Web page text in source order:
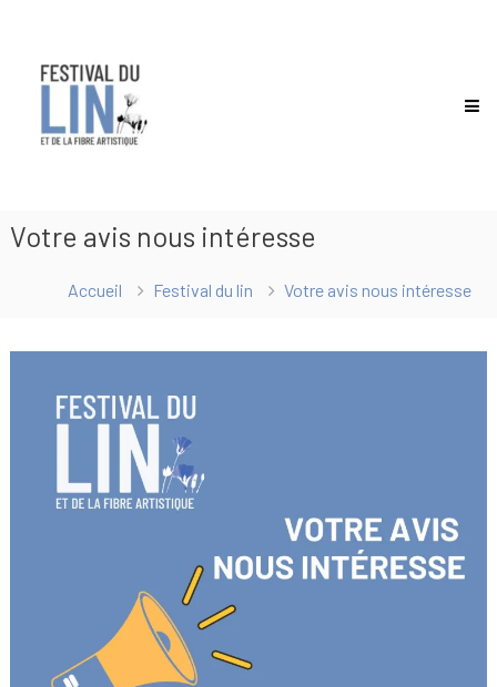
contenu
lin
Votre avis nous intéresse
Accueil Festival du lin Votre avis nous intéresse